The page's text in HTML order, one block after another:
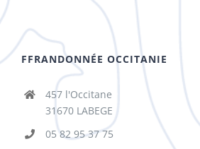
FFRANDONNÉE OCCITANIE
457 l'Occitane
31670 LABEGE
05 82 95 37 75